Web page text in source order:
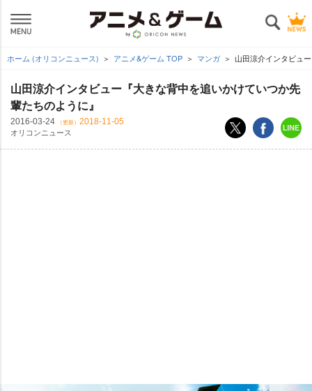
ホーム (オリコンニュース) アニメ&ゲーム TOP マンガ 山田涼介インタビュ
山田涼介インタビュー『大きな背中を追いかけていつか先
輩たちのように』
2016-03-24 （更新） 2018-11-05
オリコンニュース